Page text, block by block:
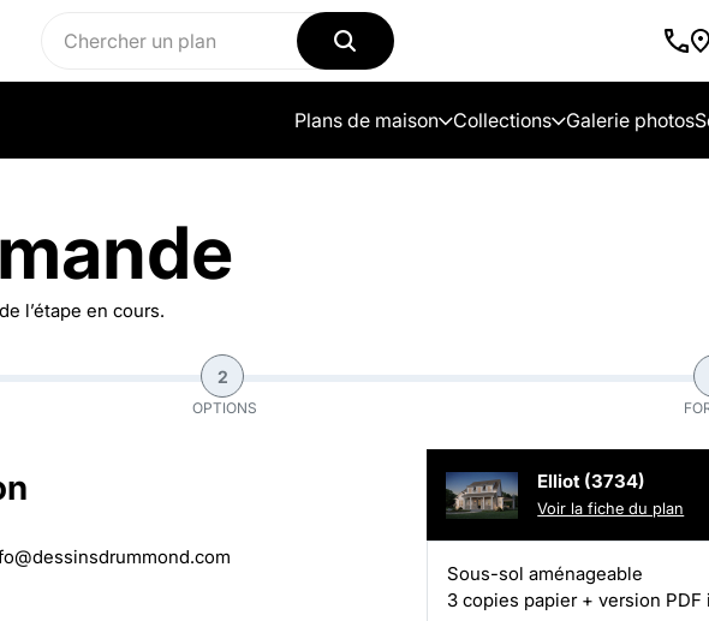
Plans de maison Collections Galerie photos
l’étape en cours.
2
OPTIONS
Elliot (3734)
Voir la fiche du plan
Sous-sol aménageable
3 copies papier + version PDF